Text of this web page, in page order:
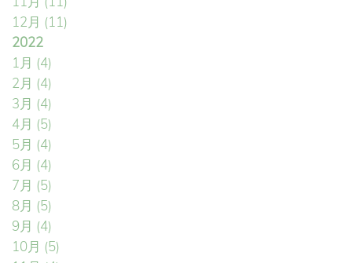
12月 (11)
2022
1月 (4)
2月 (4)
3月 (4)
4月 (5)
5月 (4)
6月 (4)
7月 (5)
8月 (5)
9月 (4)
10月 (5)